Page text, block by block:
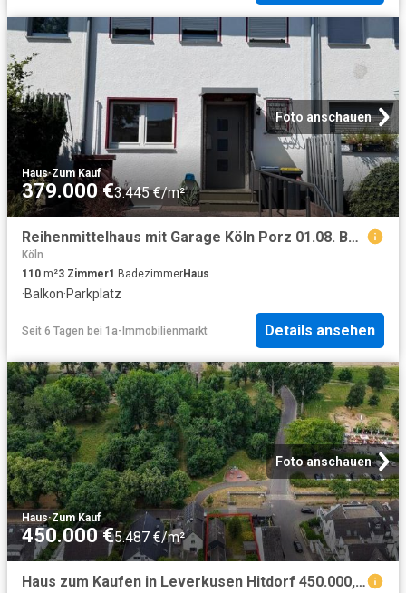
Foto anschauen
Haus·Zum Kauf
379.000 €3.445 €/m²
Reihenmittelhaus mit Garage Köln Porz 01.08. Besichtigung!
Köln
110 m²3 Zimmer1 BadezimmerHaus
·Balkon·Parkplatz
Seit 6 Tagen bei 1a-Immobilienmarkt Details ansehen
Foto anschauen
Haus·Zum Kauf
450.000 €5.487 €/m²
Haus zum Kaufen in Leverkusen Hitdorf 450.000,00 EUR 82.41 m²